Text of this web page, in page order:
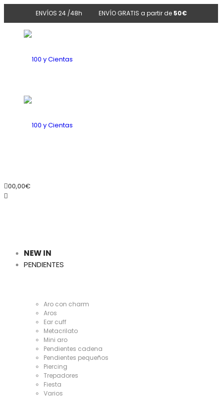
ENVÍOS 24 /48h ENVÍO GRATIS a partir de 50€
100
Cientas
00,00€
NEW IN
PENDIENTES
Aro con charm
Aros
Ear cuff
Metacrilato
Mini aro
Pendientes cadena
Pendientes pequeños
Piercing
Trepadores
Fiesta
Varios